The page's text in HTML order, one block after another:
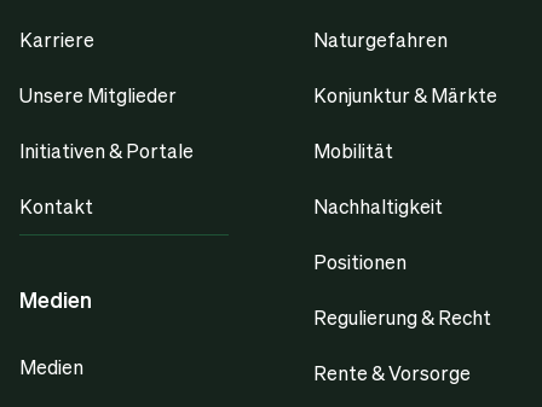
Karriere
Unsere Mitglieder
Initiativen & Portale
Kontakt
Medien
Medien
Naturgefahren
Konjunktur & Märkte
Mobilität
Nachhaltigkeit
Positionen
Regulierung & Recht
Rente & Vorsorge